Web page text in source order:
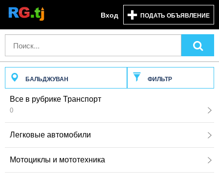
Вход ПОДАТЬ ОБЪЯВЛЕНИЕ
БАЛЬДЖУВАН ФИЛЬТР
Все в рубрике Транспорт
0
Легковые автомобили
Мотоциклы и мототехника